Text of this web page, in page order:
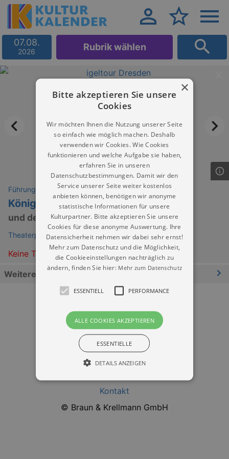
07.08.
2026 Rubrik wählen
Führungen
König Johann
und der Theaterplatz zu Dresden
Theaterplatz Dresden
Keine Termine
Weitere Informationen
Datenschutz
Kontakt
© Braun & Krellmann GmbH
×
Bitte akzeptieren Sie unsere
Cookies
Wir möchten Ihnen die Nutzung unserer Seite
so einfach wie möglich machen. Deshalb
verwenden wir Cookies. Wie Cookies
funktionieren und welche Aufgabe sie haben,
erfahren Sie in unseren
Datenschutzbestimmungen. Damit wir den
Service unserer Seite weiter kostenlos
anbieten können, benötigen wir anonyme
statistische Informationen für unsere
Kulturpartner. Bitte akzeptieren Sie unsere
Cookies für diese anonyme Auswertung. Ihre
Datensicherheit nehmen wir dabei sehr ernst!
Mehr zum Datenschutz und die Möglichkeit,
die Cookieeinstellungen nachträglich zu
ändern, finden Sie hier: Mehr zum Datenschutz
ESSENTIELL PERFORMANCE
ALLE COOKIES AKZEPTIEREN
ESSENTIELLE
DETAILS ANZEIGEN